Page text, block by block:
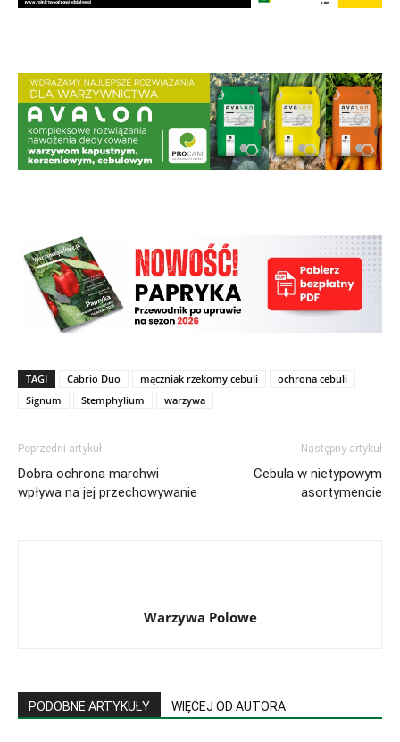
TAGI Cabrio Duo mączniak rzekomy cebuli
ochrona cebuli
Signum
Stemphylium warzywa
Poprzedni artykuł
Dobra ochrona marchwi
wpływa na jej przechowywanie
Następny artykuł
Cebula w nietypowym
asortymencie
Warzywa Polowe
PODOBNE ARTYKUŁY WIĘCEJ OD AUTORA